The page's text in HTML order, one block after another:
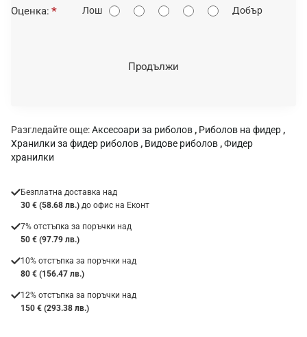
О
Оценка: Лош Добър
Продължи
Разгледайте още:Аксесоари за риболов , Риболов на фидер ,
Хранилки за фидер риболов , Видове риболов ,Фидер
хранилки
Безплатна доставка над
30 € (58.68 лв.) до офис на Еконт
7% отстъпка за поръчки над
50 € (97.79 лв.)
10% отстъпка за поръчки над
80 € (156.47 лв.)
12% отстъпка за поръчки над
150 € (293.38 лв.)